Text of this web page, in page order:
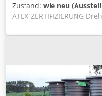
Zustand: wie neu
ATEX-ZERTIFIZIERUNG
Ölbad. Auf Lager
Mit Garantie.
Endvakuum: 1x10^-3